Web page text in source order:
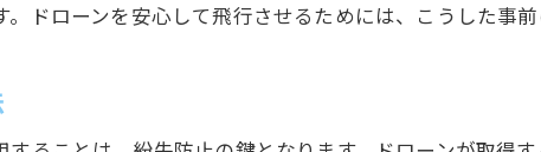
ドローンを安心して飛行させるためには、こうした事